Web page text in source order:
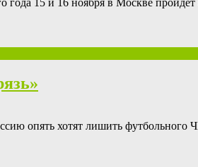
года 15 и 16 ноября в Москве
опять хотят лишить